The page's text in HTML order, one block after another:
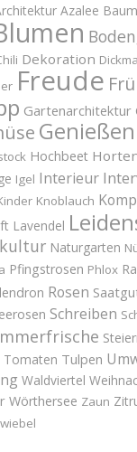
Azalee
Dekoration
Freude
Gartenarchitektur
Genießen
Hochbeet
Igel Interieur
Knoblauch
Lavendel
Naturgarten
Pfingstrosen Phlox
Rosen
Schreiben
Tomaten Tulpen
Waldviertel
Wörthersee Zaun